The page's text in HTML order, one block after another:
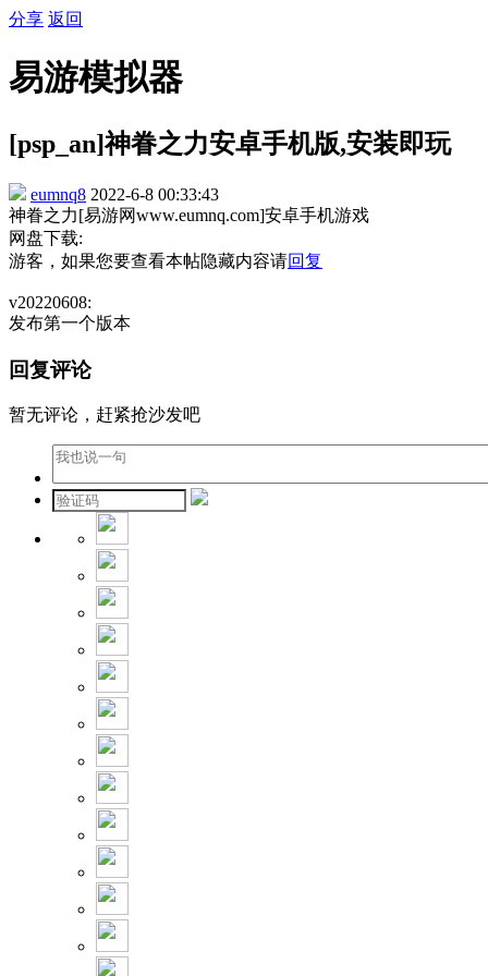
分享 返回
易游模拟器
[psp_an]神眷之力安卓手机版,安装即玩
eumnq8 2022-6-8 00:33:43
神眷之力[易游网www.eumnq.com]安卓手机游戏
网盘下载:
游客，如果您要查看本帖隐藏内容请回复
v20220608:
发布第一个版本
回复评论
暂无评论，赶紧抢沙发吧